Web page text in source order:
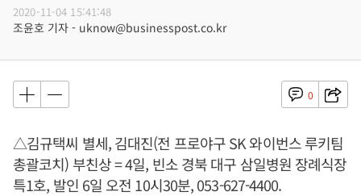
2020-11-04 15:41:48
조윤호 기자 - uknow@businesspost.co.kr
0
△김규택씨 별세, 김대진(전 프로야구 SK 와이번스 루키팀
총괄코치) 부친상 = 4일, 빈소 경북 대구 삼일병원 장례식장
특1호, 발인 6일 오전 10시30분, 053-627-4400.